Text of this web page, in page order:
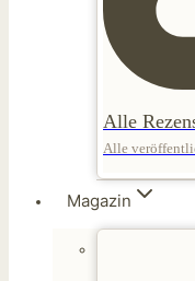
Alle
Alle
Magazin